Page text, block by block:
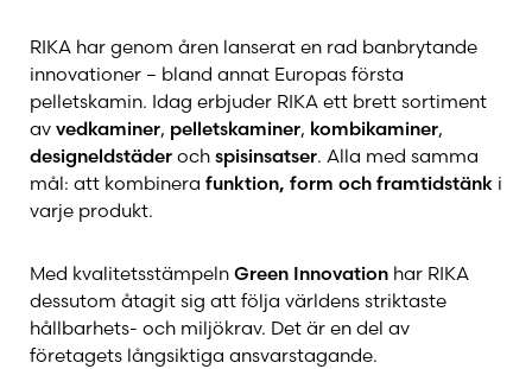
RIKA har genom åren lanserat en rad banbrytande
innovationer – bland annat Europas första
pelletskamin. Idag erbjuder RIKA ett brett sortiment
av vedkaminer, pelletskaminer, kombikaminer,
designeldstäder och spisinsatser. Alla med samma
mål: att kombinera funktion, form och framtidstänk i
varje produkt.
Med kvalitetsstämpeln Green Innovation har RIKA
dessutom åtagit sig att följa världens striktaste
hållbarhets- och miljökrav. Det är en del av
företagets långsiktiga ansvarstagande.